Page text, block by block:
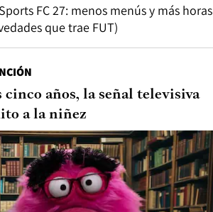
FC 27: menos menús y más horas
que trae FUT)
cinco años, la señal televisiva
a la niñez